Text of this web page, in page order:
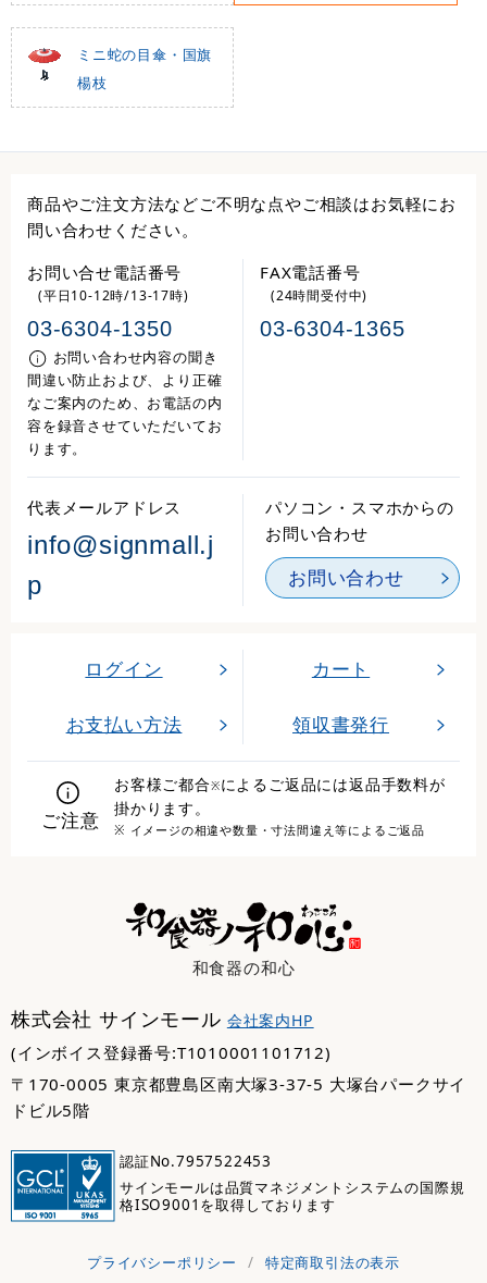
ミニ蛇の目傘・国旗
楊枝
商品やご注文方法などご不明な点やご相談はお気軽にお
問い合わせください。
お問い合せ電話番号
(平日10-12時/13-17時)
03-6304-1350
お問い合わせ内容の聞き
間違い防止および、より正確
なご案内のため、お電話の内
容を録音させていただいてお
ります。
FAX電話番号
(24時間受付中)
03-6304-1365
代表メールアドレス
info@signmall.j
p
パソコン・スマホからの
お問い合わせ
お問い合わせ
ログイン カート
お支払い方法 領収書発行
ご注意
お客様ご都合※によるご返品には返品手数料が
掛かります。
※ イメージの相違や数量・寸法間違え等によるご返品
和食器の和心
株式会社 サインモール 会社案内HP
(インボイス登録番号:T1010001101712)
〒170-0005 東京都豊島区南大塚3-37-5 大塚台パークサイ
ドビル5階
認証No.7957522453
サインモールは品質マネジメントシステムの国際規
格ISO9001を取得しております
プライバシーポリシー / 特定商取引法の表示